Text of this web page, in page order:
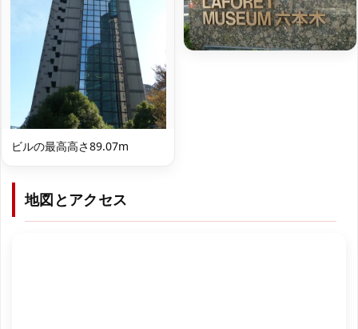
ビルの最高高さ89.07m
地図とアクセス